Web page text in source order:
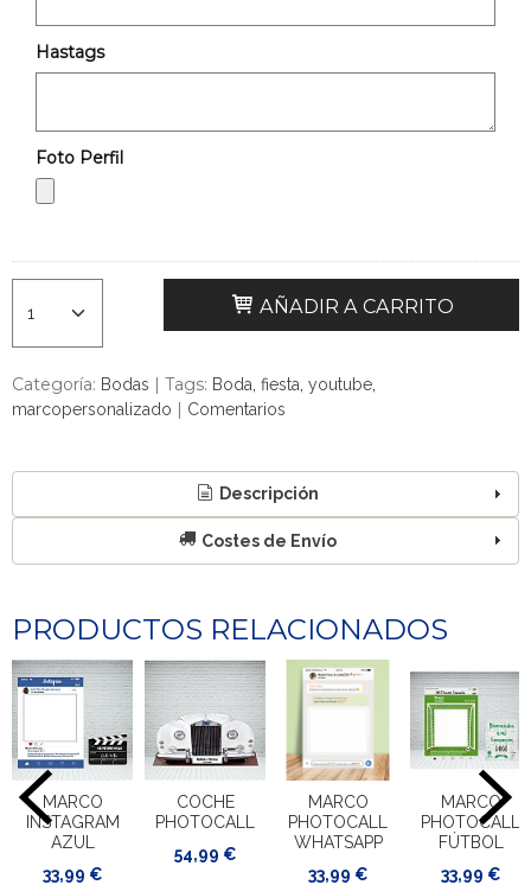
Hastags
Foto Perfil
AÑADIR A CARRITO
Categoría: Bodas | Tags: Boda fiesta youtube
marcopersonalizado | Comentarios
Descripción
Costes de Envío
PRODUCTOS RELACIONADOS
MARCO
INSTAGRAM
AZUL
33,99 €
COCHE
PHOTOCALL
54,99 €
MARCO
PHOTOCALL
WHATSAPP
33,99 €
MARCO
PHOTOCALL
FÚTBOL
33,99 €